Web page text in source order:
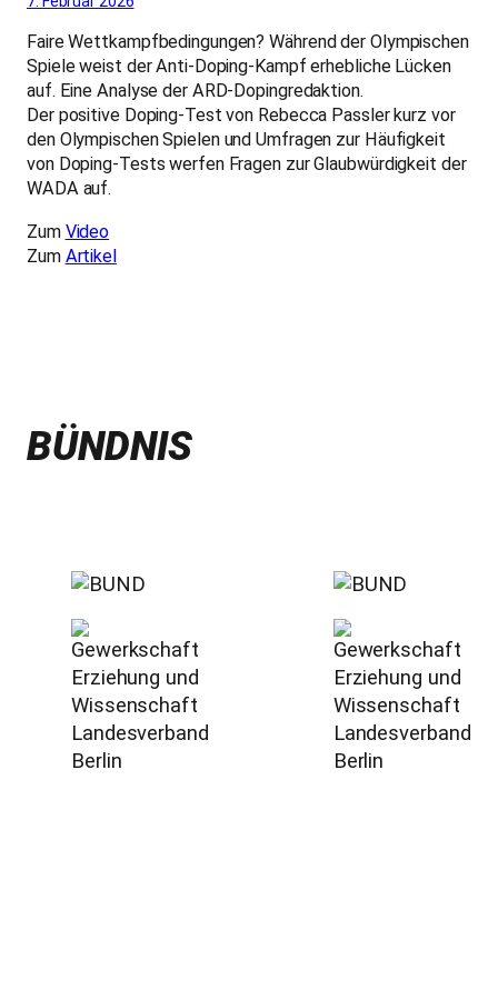
Faire Wettkampfbedingungen? Während der Olympischen
Spiele weist der Anti-Doping-Kampf erhebliche Lücken
auf. Eine Analyse der ARD-Dopingredaktion.
Der positive Doping-Test von Rebecca Passler kurz vor
den Olympischen Spielen und Umfragen zur Häufigkeit
von Doping-Tests werfen Fragen zur Glaubwürdigkeit der
WADA auf.
Zum Video
Zum Artikel
BÜNDNIS